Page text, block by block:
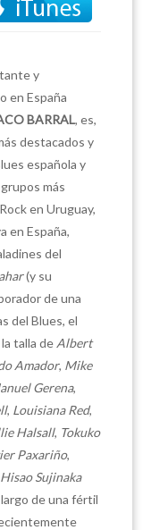
y
en España
BARRAL, es,
destacados y
española y
más
en Uruguay,
en España,
del
(y su
de una
del Blues, el
la talla de Albert
Amador, Mike
Gerena,
, Louisiana Red,
Halsall, Tokuko
Paxariño,
Hisao Sujinaka
de una fértil